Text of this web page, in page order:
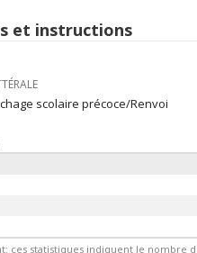
et instructions
scolaire précoce/Renvoi
ces statistiques indiquent le nombre